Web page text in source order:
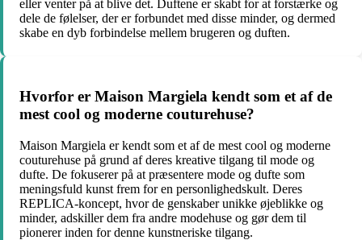
eller venter på at blive det. Duftene er skabt for at forstærke og
dele de følelser, der er forbundet med disse minder, og dermed
skabe en dyb forbindelse mellem brugeren og duften.
Hvorfor er Maison Margiela kendt som et af de
mest cool og moderne couturehuse?
Maison Margiela er kendt som et af de mest cool og moderne
couturehuse på grund af deres kreative tilgang til mode og
dufte. De fokuserer på at præsentere mode og dufte som
meningsfuld kunst frem for en personlighedskult. Deres
REPLICA-koncept, hvor de genskaber unikke øjeblikke og
minder, adskiller dem fra andre modehuse og gør dem til
pionerer inden for denne kunstneriske tilgang.